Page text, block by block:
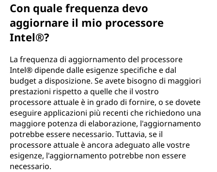
Con quale frequenza devo
aggiornare il mio processore
Intel®?
La frequenza di aggiornamento del processore
Intel® dipende dalle esigenze specifiche e dal
budget a disposizione. Se avete bisogno di maggiori
prestazioni rispetto a quelle che il vostro
processore attuale è in grado di fornire, o se dovete
eseguire applicazioni più recenti che richiedono una
maggiore potenza di elaborazione, l'aggiornamento
potrebbe essere necessario. Tuttavia, se il
processore attuale è ancora adeguato alle vostre
esigenze, l'aggiornamento potrebbe non essere
necessario.